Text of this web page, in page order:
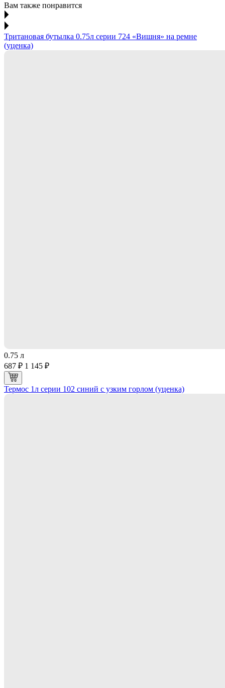
Вам также понравится
Тритановая бутылка 0.75л серии 724 «Вишня» на ремне
(уценка)
0.75 л
687 ₽ 1 145 ₽
Термос 1л серии 102 синий с узким горлом (уценка)